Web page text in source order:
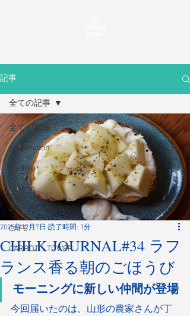
記事
全ての記事
information
media
column
online shopping
CAFE
CARROT TOWER
全ての記事
CHILK JOURNAL#34 ラフ
ランス香る朝のごほうび
2025年12月7日 読了時間: 1分
モーニングに新しい仲間が登場
今回届いたのは、山形の農家さんが丁